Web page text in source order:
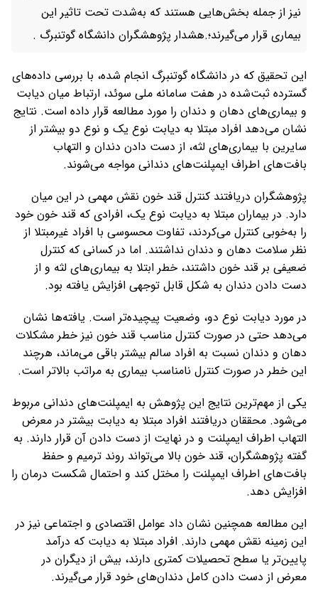
نیز از جمله بخش‌هایی هستند که به‌شدت تحت تاثیر این
بیماری قرار می‌گیرند؛.هشدار پژوهشگران دانشگاه گوتنبرگ .
این تحقیق که در دانشگاه گوتنبرگ انجام شده، با بررسی داده‌های
گسترده ثبت‌شده در هفت سامانه ملی سوئد، ارتباط میان دیابت
و بیماری‌های دهان و دندان را مورد مطالعه قرار داده است. نتایج
نشان می‌دهد افراد مبتلا به دیابت نوع یک و نوع دو بیشتر از
سایرین با بیماری‌های لثه، از دست دادن دندان و التهاب
بافت‌های اطراف ایمپلنت‌های دندانی مواجه می‌شوند.
پژوهشگران دریافتند کنترل قند خون نقش مهمی در این میان
دارد. در بیماران مبتلا به دیابت نوع یک، افرادی که قند خون خود
را به‌خوبی کنترل می‌کردند، تفاوت محسوسی با افراد غیرمبتلا از
نظر سلامت دهان و دندان نداشتند. اما در کسانی که کنترل
ضعیفی بر قند خون داشتند، خطر ابتلا به بیماری‌های لثه و از
دست دادن دندان به شکل قابل توجهی افزایش یافته بود.
در مورد دیابت نوع دو، وضعیت پیچیده‌تر است. یافته‌ها نشان
می‌دهد حتی در صورت کنترل مناسب قند خون نیز خطر مشکلات
دهان و دندان نسبت به افراد سالم بیشتر باقی می‌ماند، هرچند
این خطر در صورت کنترل نامناسب بیماری به مراتب بالاتر است.
یکی از مهم‌ترین نتایج این پژوهش به ایمپلنت‌های دندانی مربوط
می‌شود. محققان دریافتند افراد مبتلا به دیابت بیشتر در معرض
التهاب اطراف ایمپلنت و در نهایت از دست دادن آن قرار دارند. به
گفته پژوهشگران، قند خون بالا می‌تواند روند ترمیم و حفظ
بافت‌های اطراف ایمپلنت را مختل کند و احتمال شکست درمان را
افزایش دهد.
این مطالعه همچنین نشان داد عوامل اقتصادی و اجتماعی نیز در
این زمینه نقش مهمی دارند. افراد مبتلا به دیابت که درآمد
پایین‌تر یا سطح تحصیلات کمتری دارند، بیش از دیگران در
معرض از دست دادن کامل دندان‌های خود قرار می‌گیرند.